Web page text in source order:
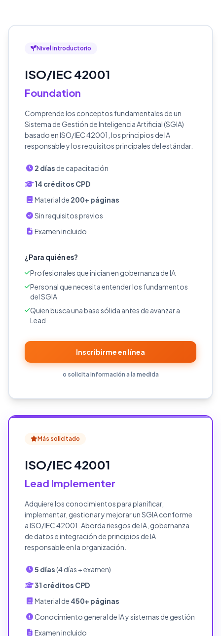
Nivel introductorio
ISO/IEC 42001
Foundation
Comprende los conceptos fundamentales de un
Sistema de Gestión de Inteligencia Artificial (SGIA)
basado en ISO/IEC 42001, los principios de IA
responsable y los requisitos principales del estándar.
2 días de capacitación
14 créditos CPD
Material de 200+ páginas
Sin requisitos previos
Examen incluido
¿Para quién es?
Profesionales que inician en gobernanza de IA
Personal que necesita entender los fundamentos
del SGIA
Quien busca una base sólida antes de avanzar a
Lead
Inscribirme en línea
o solicita información a la medida
Más solicitado
ISO/IEC 42001
Lead Implementer
Adquiere los conocimientos para planificar,
implementar, gestionar y mejorar un SGIA conforme
a ISO/IEC 42001. Aborda riesgos de IA, gobernanza
de datos e integración de principios de IA
responsable en la organización.
5 días(4 días + examen)
31 créditos CPD
Material de 450+ páginas
Conocimiento general de IA y sistemas de gestión
Examen incluido